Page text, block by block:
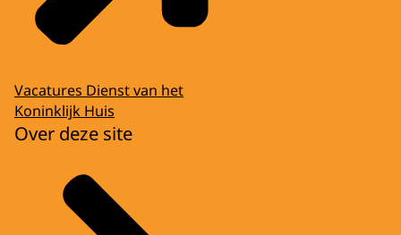
Vacatures Dienst van het
Koninklijk Huis
Over deze site